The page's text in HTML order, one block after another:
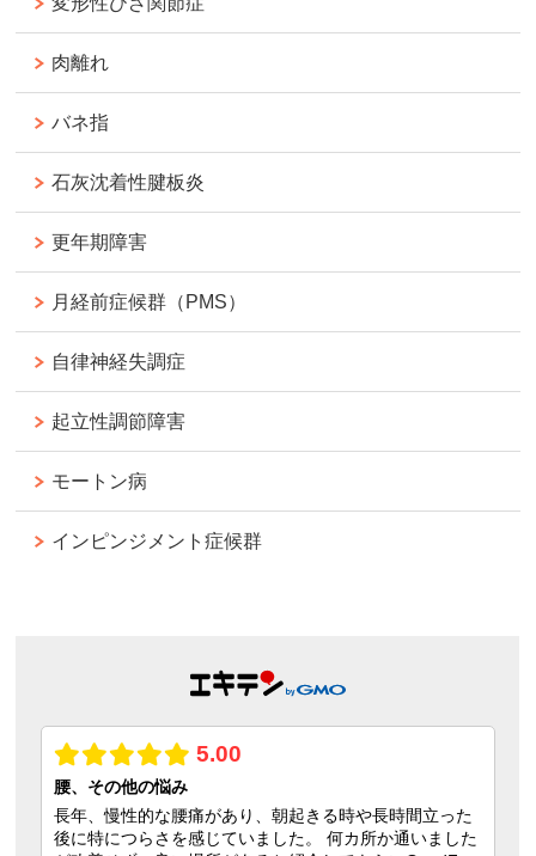
肉離れ
バネ指
石灰沈着性腱板炎
更年期障害
月経前症候群（PMS）
自律神経失調症
起立性調節障害
モートン病
インピンジメント症候群